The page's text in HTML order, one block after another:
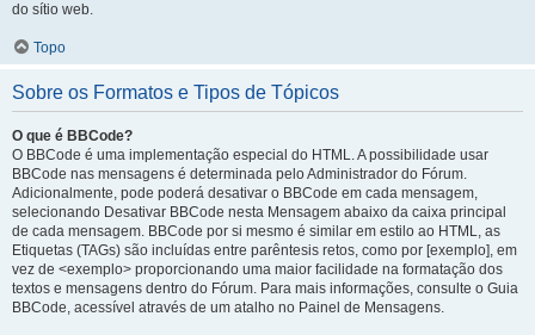
do sítio web.
Topo
Sobre os Formatos e Tipos de Tópicos
O que é BBCode?
O BBCode é uma implementação especial do HTML. A possibilidade usar
BBCode nas mensagens é determinada pelo Administrador do Fórum.
Adicionalmente, pode poderá desativar o BBCode em cada mensagem,
selecionando Desativar BBCode nesta Mensagem abaixo da caixa principal
de cada mensagem. BBCode por si mesmo é similar em estilo ao HTML, as
Etiquetas (TAGs) são incluídas entre parêntesis retos, como por [exemplo], em
vez de <exemplo> proporcionando uma maior facilidade na formatação dos
textos e mensagens dentro do Fórum. Para mais informações, consulte o Guia
BBCode, acessível através de um atalho no Painel de Mensagens.